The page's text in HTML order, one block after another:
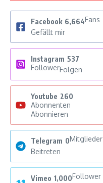
Facebook 6,664Fans
Gefällt mir
Instagram 537
FollowerFolgen
Youtube 260
Abonnenten
Abonnieren
Telegram 0Mitglieder
Beitreten
Vimeo 1,000Follower